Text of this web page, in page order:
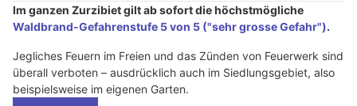
Im ganzen Zurzibiet gilt ab sofort die höchstmögliche
Waldbrand-Gefahrenstufe 5 von 5 ("sehr grosse Gefahr").
Jegliches Feuern im Freien und das Zünden von Feuerwerk sind
überall verboten – ausdrücklich auch im Siedlungsgebiet, also
beispielsweise im eigenen Garten.